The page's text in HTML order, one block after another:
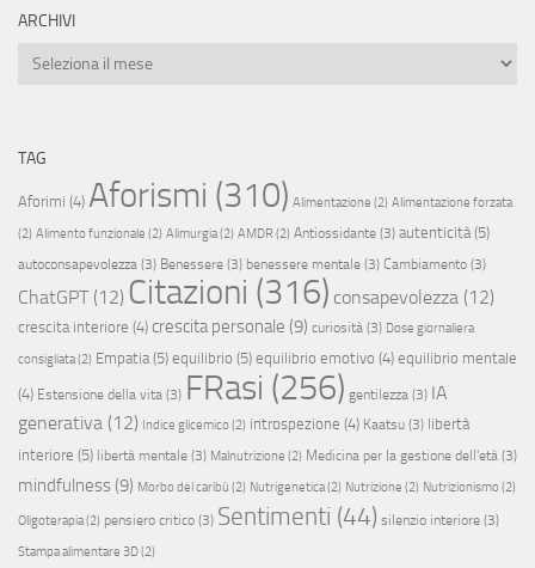
ARCHIVI
Archivi
TAG
Aforimi (4) Aforismi (310) Alimentazione (2) Alimentazione forzata
(2) Alimento funzionale (2) Alimurgia(2) AMDR (2) Antiossidante (3) autenticità(5)
autoconsapevolezza (3) Benessere (3) benessere mentale (3) Cambiamento (3)
ChatGPT(12) Citazioni (316) consapevolezza (12)
crescita interiore (4) crescita personale (9) curiosità (3) Dose giornaliera
consigliata(2) Empatia(5) equilibrio (5) equilibrio emotivo (4) equilibrio mentale
(4) Estensione della vita (3) FRasi (256) gentilezza (3) IA
generativa (12) Indice glicemico (2) introspezione (4) Kaatsu (3) libertà
interiore (5) libertà mentale (3) Malnutrizione (2) Medicina per la gestione dell'età (3)
mindfulness (9) Morbo del caribù (2) Nutrigenetica(2) Nutrizione (2) Nutrizionismo (2)
Oligoterapia(2) pensiero critico (3) Sentimenti (44) silenzio interiore (3)
Stampa alimentare 3D(2)